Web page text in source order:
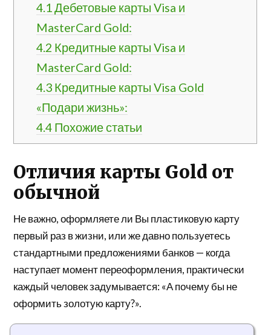
4.1Дебетовые карты Visa и
MasterCard Gold:
4.2 Кредитные карты Visa и
MasterCard Gold:
4.3 Кредитные карты Visa Gold
«Подари жизнь»:
4.4 Похожие статьи
Отличия карты Gold от
обычной
Не важно, оформляете ли Вы пластиковую карту
первый раз в жизни, или же давно пользуетесь
стандартными предложениями банков — когда
наступает момент переоформления, практически
каждый человек задумывается: «А почему бы не
оформить золотую карту?».